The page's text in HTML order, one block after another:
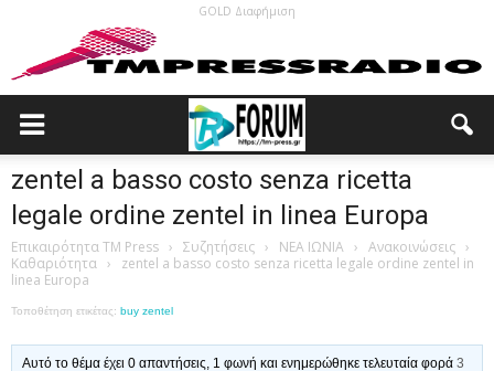
GOLD Διαφήμιση
zentel a basso costo senza ricetta
legale ordine zentel in linea Europa
Επικαιρότητα TM Press › Συζητήσεις › ΝΕΑ ΙΩΝΙΑ › Ανακοινώσεις ›
Καθαριότητα ›
zentel a basso costo senza ricetta legale ordine zentel in
linea Europa
Τοποθέτηση ετικέτας: buy zentel
Αυτό το θέμα έχει 0 απαντήσεις, 1 φωνή και ενημερώθηκε τελευταία φορά3